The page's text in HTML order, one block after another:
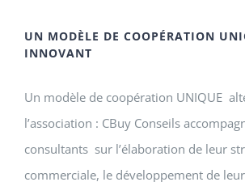
UN MODÈLE DE COOPÉRATION
INNOVANT
Un modèle de coopération UNIQUE
l’association : CBuy Conseils
consultants sur l’élaboration de leur
commerciale, le développement de